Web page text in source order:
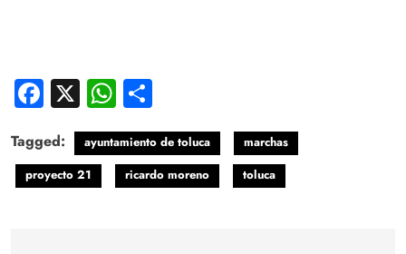
Facebook
X WhatsApp
Tagged: ayuntamiento de toluca
marchas
proyecto 21
ricardo moreno toluca